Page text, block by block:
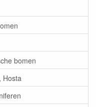
bomen
Hosta